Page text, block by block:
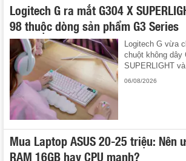
Logitech G ra mắt G304 X
98 thuộc dòng sản phẩm G3 Series
Logitech G vừa
chuột không dây
SUPERLIGHT
06/08/2026
Mua Laptop ASUS 20-25 triệu: Nên
RAM 16GB hay CPU mạnh?